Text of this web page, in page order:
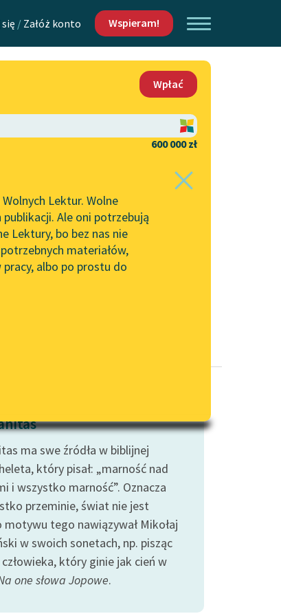
/ Załóż konto Wspieram!
Kontakt
O projekcie
Zasady wykorzystania
Wolnych Lektur
Logotypy
Materiały promocyjne
wrażliwych
Deklaracja dostępności
Wpłać
600 000 zł
Lektur. Wolne
Ale oni potrzebują
Lektury, bo bez nas nie
materiałów,
albo po prostu do
ma swe źródła w biblijnej
który pisał: „marność nad
i wszystko marność”. Oznacza
przeminie, świat nie jest
motywu tego nawiązywał Mikołaj
w swoich sonetach, np. pisząc
który ginie jak cień w
one słowa Jopowe.